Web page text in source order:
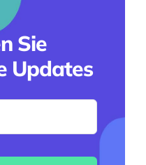
Sie
Updates